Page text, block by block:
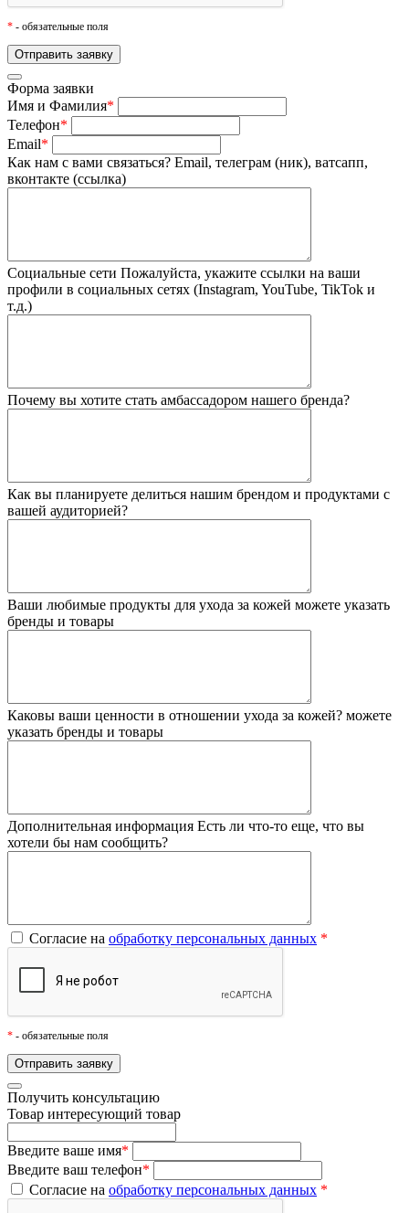
* - обязательные поля
Форма заявки
Имя и Фамилия*
Телефон*
Email*
Как нам с вами связаться? Email, телеграм (ник), ватсапп,
вконтакте (ссылка)
Социальные сети Пожалуйста, укажите ссылки на ваши
профили в социальных сетях (Instagram, YouTube, TikTok и
т.д.)
Почему вы хотите стать амбассадором нашего бренда?
Как вы планируете делиться нашим брендом и продуктами с
вашей аудиторией?
Ваши любимые продукты для ухода за кожей можете указать
бренды и товары
Каковы ваши ценности в отношении ухода за кожей? можете
указать бренды и товары
Дополнительная информация Есть ли что-то еще, что вы
хотели бы нам сообщить?
Согласие на обработку персональных данных *
* - обязательные поля
Получить консультацию
Товар интересующий товар
Введите ваше имя*
Введите ваш телефон*
Согласие на обработку персональных данных *